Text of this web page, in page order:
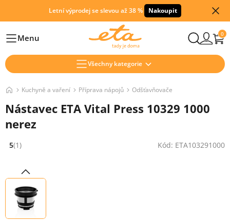
Letní výprodej se slevou až 38 % Nakoupit
HlavníMenu 0
Všechny kategorie
Kuchyně a vaření Příprava nápojů Odšťavňovače
Nástavec ETA Vital Press 10329 1000
nerez
Hodnocení: 5 z 5 (1 recenzí)
5(1) Kód: ETA103291000